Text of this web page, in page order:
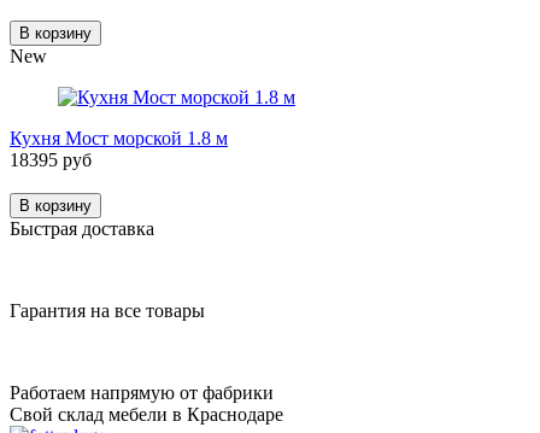
В корзину
New
Кухня Мост морской 1.8 м
18395 руб
В корзину
Быстрая доставка
Гарантия на все товары
Работаем напрямую от фабрики
Свой склад мебели в Краснодаре